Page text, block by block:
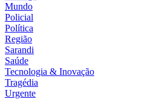
Mundo
Policial
Política
Região
Sarandi
Saúde
Tecnologia & Inovação
Tragédia
Urgente